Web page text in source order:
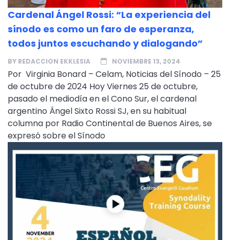
Cardenal Ángel Rossi: “La experiencia del
sínodo es como un faro de esperanza,
todos juntos escuchando y dialogando”
BY REDACCION EKKLESIA NOVIEMBRE 13, 2024
Por Virginia Bonard – Celam, Noticias del Sínodo – 25
de octubre de 2024 Hoy Viernes 25 de octubre,
pasado el mediodía en el Cono Sur, el cardenal
argentino Ángel Sixto Rossi SJ, en su habitual
columna por Radio Continental de Buenos Aires, se
expresó sobre el Sínodo